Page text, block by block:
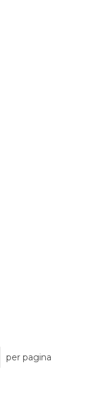
per pagina